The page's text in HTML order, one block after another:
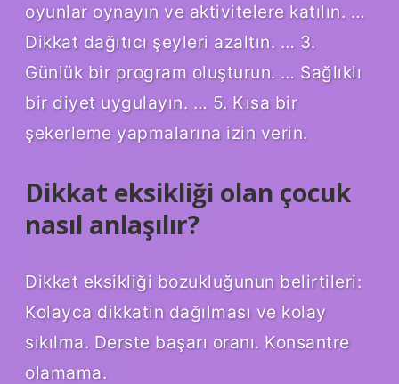
oyunlar oynayın ve aktivitelere katılın. …
Dikkat dağıtıcı şeyleri azaltın. … 3.
Günlük bir program oluşturun. … Sağlıklı
bir diyet uygulayın. … 5. Kısa bir
şekerleme yapmalarına izin verin.
Dikkat eksikliği olan çocuk
nasıl anlaşılır?
Dikkat eksikliği bozukluğunun belirtileri:
Kolayca dikkatin dağılması ve kolay
sıkılma. Derste başarı oranı. Konsantre
olamama.